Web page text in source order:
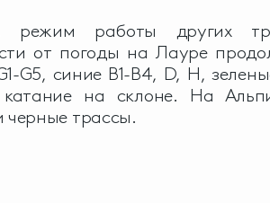
режим работы других
от погоды на Лауре
G5, синие B1-B4, D, H,
катание на склоне. На
черные трассы.